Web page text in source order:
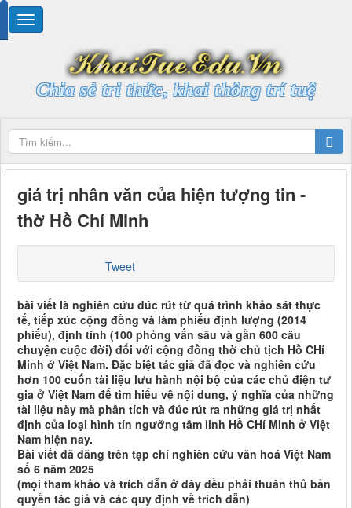
Chia sẻ tri thức, khai thông trí tuệ
giá trị nhân văn của hiện tượng tin -
thờ Hồ Chí Minh
Tweet
bài viết là nghiên cứu đúc rút từ quá trình khảo sát thực
tế, tiếp xúc cộng đồng và làm phiếu định lượng (2014
phiếu), định tính (100 phỏng vấn sâu và gần 600 câu
chuyện cuộc đời) đối với cộng đồng thờ chủ tịch Hồ CHí
Minh ở Việt Nam. Đặc biệt tác giả đã đọc và nghiên cứu
hơn 100 cuốn tài liệu lưu hành nội bộ của các chủ điện tư
gia ở Việt Nam để tìm hiểu về nội dung, ý nghĩa của những
tài liệu này mà phân tích và đúc rút ra những giá trị nhất
định của loại hình tín ngưỡng tâm linh Hồ CHí MInh ở Việt
Nam hiện nay.
Bài viết đã đăng trên tạp chí nghiên cứu văn hoá Việt Nam
số 6 năm 2025
(mọi tham khảo và trích dẫn ở đây đều phải thuân thủ bản
quyền tác giả và các quy định về trích dẫn)